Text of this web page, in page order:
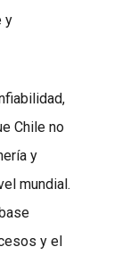
y
Chile no
y
mundial.
y el